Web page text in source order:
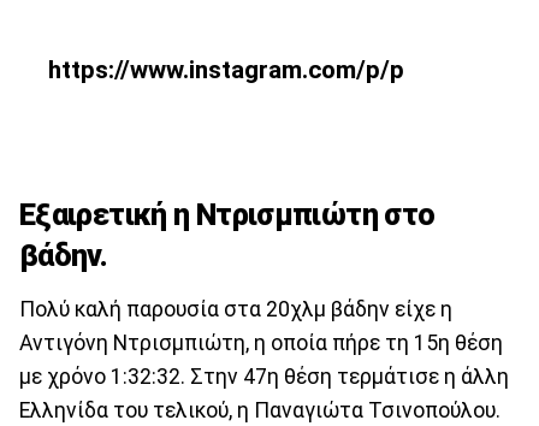
https://www.instagram.com/p/p
Εξαιρετική η Ντρισμπιώτη στο
βάδην.
Πολύ καλή παρουσία στα 20χλμ βάδην είχε η
Αντιγόνη Ντρισμπιώτη, η οποία πήρε τη 15η θέση
με χρόνο 1:32:32. Στην 47η θέση τερμάτισε η άλλη
Ελληνίδα του τελικού, η Παναγιώτα Τσινοπούλου.